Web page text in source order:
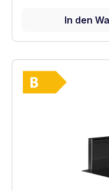
In den